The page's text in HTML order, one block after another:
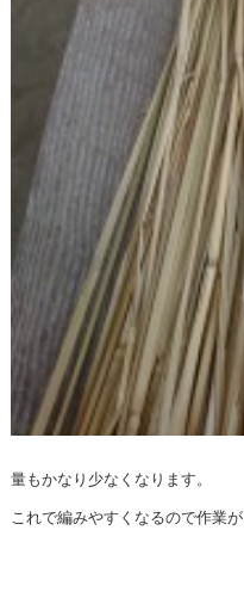
量もかなり少なくなります。
これで編みやすくなるので作業